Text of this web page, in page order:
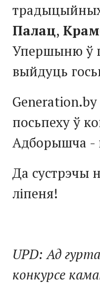
Палац,
Упершыню ў
выйдуць
посьпеху ў
Адборышча -
Да сустрэчы
ліпеня!
UPD: Ад
конкурсе